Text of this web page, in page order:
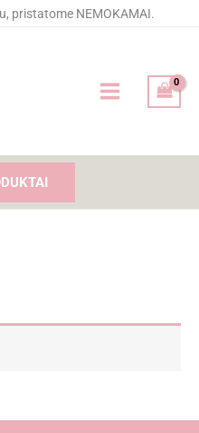
pristatome NEMOKAMAI.